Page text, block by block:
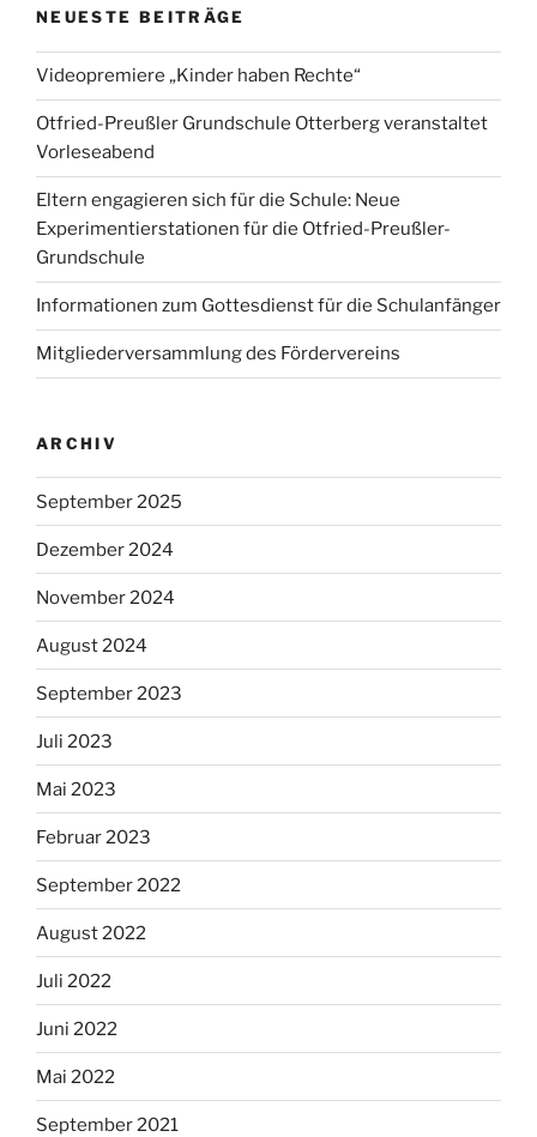
NEUESTE BEITRÄGE
Videopremiere „Kinder haben Rechte“
Otfried-Preußler Grundschule Otterberg veranstaltet
Vorleseabend
Eltern engagieren sich für die Schule: Neue
Experimentierstationen für die Otfried-Preußler-
Grundschule
Informationen zum Gottesdienst für die Schulanfänger
Mitgliederversammlung des Fördervereins
ARCHIV
September 2025
Dezember 2024
November 2024
August 2024
September 2023
Juli 2023
Mai 2023
Februar 2023
September 2022
August 2022
Juli 2022
Juni 2022
Mai 2022
September 2021